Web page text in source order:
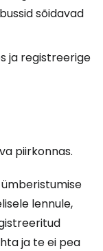
sõidavad
ja registreerige
piirkonnas.
lennule,
ja te ei pea